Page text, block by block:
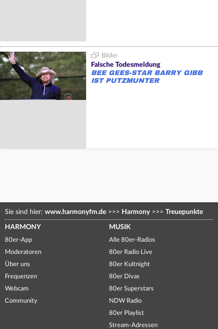
Falsche Todesmeldung
BEE GEES-STAR BARRY GIBB
IST PUTZMUNTER
Sie sind hier: www.harmonyfm.de >>> Harmony >>> Treuepunkte
HARMONY
80er-App
Moderatoren
Über uns
Frequenzen
Webcam
Community
MUSIK
Alle 80er-Radios
80er Radio Live
80er Kultnight
80er Divas
80er Superstars
NDW Radio
80er Playlist
Stream-Adressen